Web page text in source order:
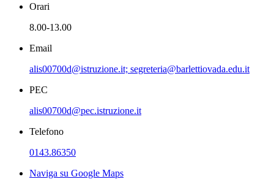
Orari
8.00-13.00
Email
alis00700d@istruzione.it; segreteria@barlettiovada.edu.it
PEC
alis00700d@pec.istruzione.it
Telefono
0143.86350
Naviga su Google Maps